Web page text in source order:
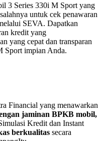
3 Series 330i M Sport yang
untuk cek penawaran
SEVA. Dapatkan
kredit yang
yang cepat dan transparan
Sport impian Anda.
Financial yang menawarkan
jaminan BPKB mobil,
Kredit dan Instant
berkualitas secara